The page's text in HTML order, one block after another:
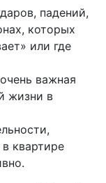
падений,
которых
или где
важная
жизни в
квартире